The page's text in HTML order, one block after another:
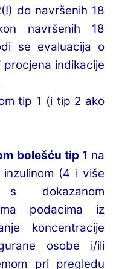
do navršenih 18
navršenih 18
se evaluacija o
indikacije
tip 1 (i tip 2 ako
bolešću tip 1 na
(4 i više
dokazanom
podacima iz
koncentracije
osobe i/ili
pri pregledu